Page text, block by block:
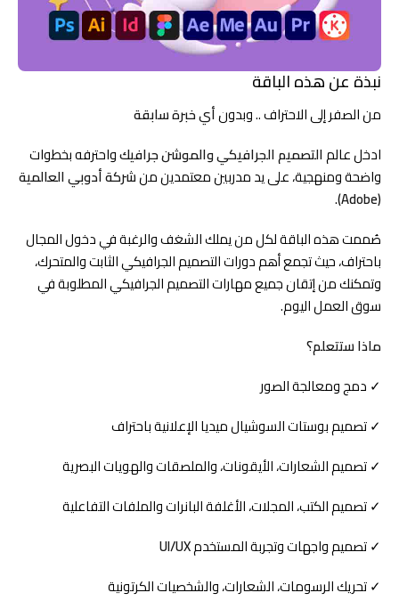
نبذة عن هذه الباقة
من الصفر إلى الاحتراف .. وبدونأي خبرة سابقة
ادخل عالمالتصميم الجرافيكي والموشن جرافيكواحترفه بخطوات
واضحة ومنهجية، على يد مدربين معتمدين منشركة أدوبي العالمية
(Adobe)
.
صُممت هذه الباقة لكل من يملك الشغف والرغبة في دخول المجال
باحتراف، حيث تجمع أهم دورات التصميم الجرافيكي الثابت والمتحرك،
وتمكنك من إتقان جميع مهارات التصميم الجرافيكي المطلوبة في
سوق العمل اليوم.
ماذا ستتعلم؟
✓ دمج ومعالجة الصور
✓ تصميم بوستات السوشيال ميديا الإعلانية باحتراف
✓ تصميم الشعارات، الأيقونات، والملصقات والهويات البصرية
✓ تصميم الكتب، المجلات، الأغلفة البانرات والملفات التفاعلية
✓ تصميم واجهات وتجربة المستخدمUI/UX
✓ تحريك الرسومات، الشعارات، والشخصيات الكرتونية